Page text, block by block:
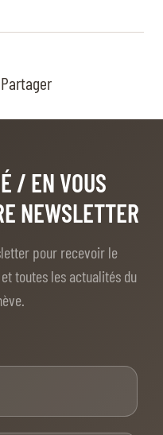
Partager
/ EN VOUS
NEWSLETTER
pour recevoir le
toutes les actualités du